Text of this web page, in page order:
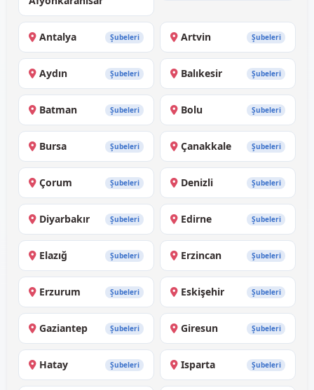
Antalya Şubeleri Artvin Şubeleri
Aydın Şubeleri Balıkesir Şubeleri
Batman Şubeleri Bolu Şubeleri
Bursa Şubeleri Çanakkale Şubeleri
Çorum Şubeleri Denizli Şubeleri
Diyarbakır Şubeleri Edirne Şubeleri
Elazığ Şubeleri Erzincan Şubeleri
Erzurum Şubeleri Eskişehir Şubeleri
Gaziantep Şubeleri Giresun Şubeleri
Hatay Şubeleri Isparta Şubeleri